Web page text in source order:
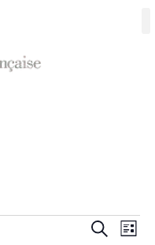
Recherche
Liste